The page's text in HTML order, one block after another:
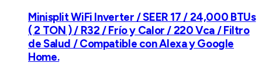
Minisplit WiFi Inverter / SEER 17 / 24,000 BTUs
( 2 TON ) / R32 / Frío y Calor / 220 Vca / Filtro
de Salud / Compatible con Alexa y Google
Home.